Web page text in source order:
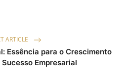
ARTICLE
Essência para o Crescimento
Empresarial